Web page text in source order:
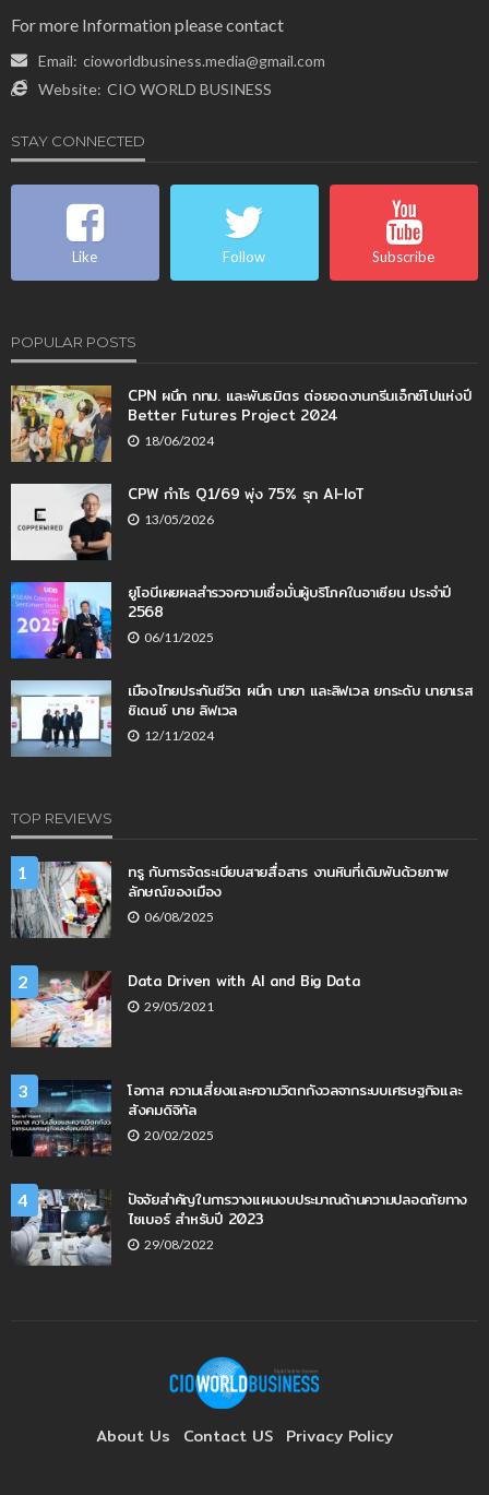
For more Information please contact
Email: cioworldbusiness.media@gmail.com
Website: CIO WORLD BUSINESS
STAY CONNECTED
Like Follow Subscribe
POPULAR POSTS
CPN ผนึก กทม. และพันธมิตร ต่อยอดงานกรีนเอ็กซ์โปแห่งปี
Better Futures Project 2024
18/06/2024
CPW กำไร Q1/69 พุ่ง 75% รุก AI-IoT
13/05/2026
ยูโอบีเผยผลสำรวจความเชื่อมั่นผู้บริโภคในอาเซียน ประจำปี
2568
06/11/2025
เมืองไทยประกันชีวิต ผนึก นายา และลิฟเวล ยกระดับ นายาเรส
ซิเดนซ์ บาย ลิฟเวล
12/11/2024
TOP REVIEWS
1
ทรู กับการจัดระเบียบสายสื่อสาร งานหินที่เดิมพันด้วยภาพ
ลักษณ์ของเมือง
06/08/2025
2 Data Driven with AI and Big Data
29/05/2021
3
โอกาส ความเสี่ยงและความวิตกกังวลจากระบบเศรษฐกิจและ
สังคมดิจิทัล
20/02/2025
4
ปัจจัยสำคัญในการวางแผนงบประมาณด้านความปลอดภัยทาง
ไซเบอร์ สำหรับปี 2023
29/08/2022
About Us Contact US Privacy Policy